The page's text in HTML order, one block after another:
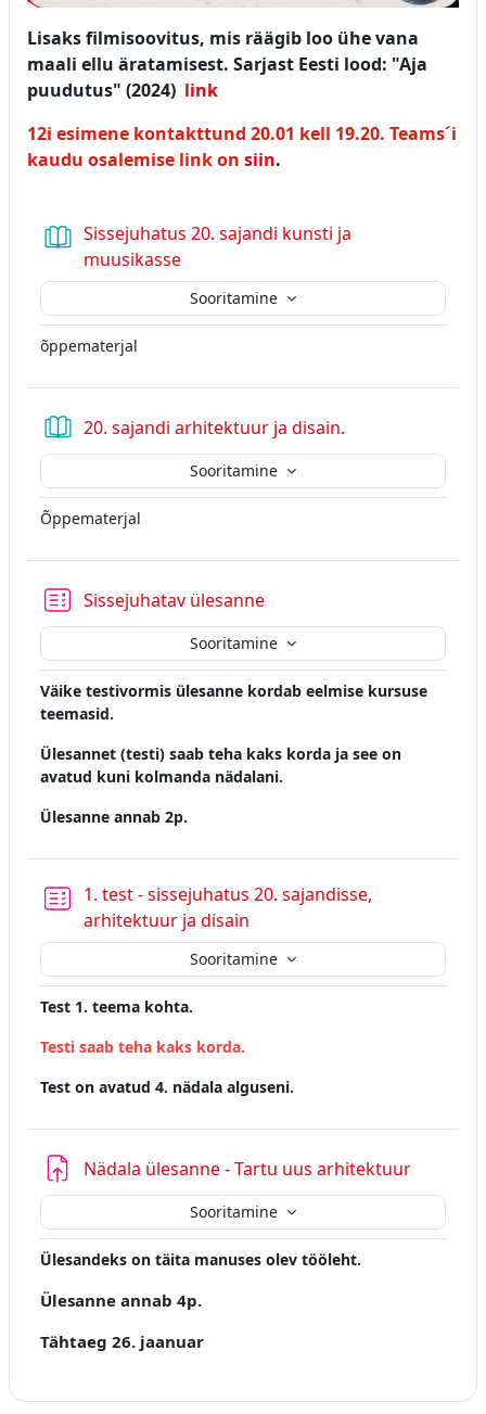
Lisaks filmisoovitus, mis räägib loo ühe vana
maali ellu äratamisest. Sarjast Eesti lood: "Aja
puudutus" (2024) link
12i esimene kontakttund 20.01 kell 19.20. Teams´i
kaudu osalemise link on siin.
Sissejuhatus 20. sajandi kunsti ja
muusikasseRaamat
Sooritamine
õppematerjal
20. sajandi arhitektuur ja disain.
Sooritamine
Õppematerjal
Sissejuhatav ülesanneTest
Sooritamine
Väike testivormis ülesanne kordab eelmise kursuse
teemasid.
Ülesannet (testi) saab teha kaks korda ja see on
avatud kuni kolmanda nädalani.
Ülesanne annab 2p.
1. test - sissejuhatus 20. sajandisse,
arhitektuur ja disain
Sooritamine
Test 1. teema kohta.
Testi saab teha kaks korda.
Test on avatud 4. nädala alguseni.
Nädala ülesanne - Tartu uus arhitektuur
Sooritamine
Ülesandeks on täita manuses olev tööleht.
Ülesanne annab 4p.
Tähtaeg 26. jaanuar